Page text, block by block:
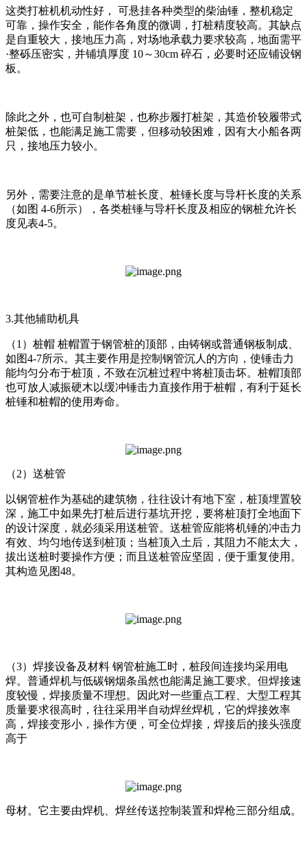
这类打桩机机动性好， 可悬挂各种类型的柴油锤，整机稳定
可靠，操作安全，能作各角度的微调，打桩精度较高。其缺点
是自重较大，接地压力高，对场地承载力要求较高，地面需平
·整砾压密实，并铺填厚度 10～30cm 碎石，必要时还应铺设钢
板。
除此之外，也可自制桩架，也称步履打桩架，其造价较履带式
桩架低，也能满足施工需要，但移动较困难，因有大小船各两
只，接地压力较小。
另外，需要注意的是单节桩长度、桩锤长度与导杆长度的关系
（如图 4-6所示），各类桩锤与导杆长度及相应的钢桩允许长
度见表4-5。
3.其他辅助机具
（1）桩帽 桩帽置于钢管桩的顶部，由铸钢或普通钢板制成、
如图4-7所示。其主要作用是控制钢管沉人的方向，使锤击力
能均匀分布于桩顶，不致在沉桩过程中将桩顶击坏。桩帽顶部
也可放人减振硬木以缓冲锤击力直接作用于桩帽，有利于延长
桩锤和桩帽的使用寿命。
（2）送桩管
以钢管桩作为基础的建筑物，往往设计有地下室，桩顶埋置较
深，施工中如果先打桩后进行基坑开挖，要将桩顶打全地面下
的设计深度，就必须采用送桩管。送桩管应能将机锤的冲击力
有效、均匀地传送到桩顶；当桩顶入土后，其阻力不能太大，
拔出送桩时要操作方便；而且送桩管应坚固，便于重复使用。
其构造见图48。
（3）焊接设备及材料 钢管桩施工时，桩段间连接均采用电
焊。普通焊机与低碳钢烟条虽然也能满足施工要求。但焊接速
度较慢，焊接质量不理想。因此对一些重点工程、大型工程其
质量要求很高时，往往采用半自动焊丝焊机，它的焊接效率
高，焊接变形小，操作方便，可全位焊接，焊接后的接头强度
高于
母材。它主要由焊机、焊丝传送控制装置和焊枪三部分组成。